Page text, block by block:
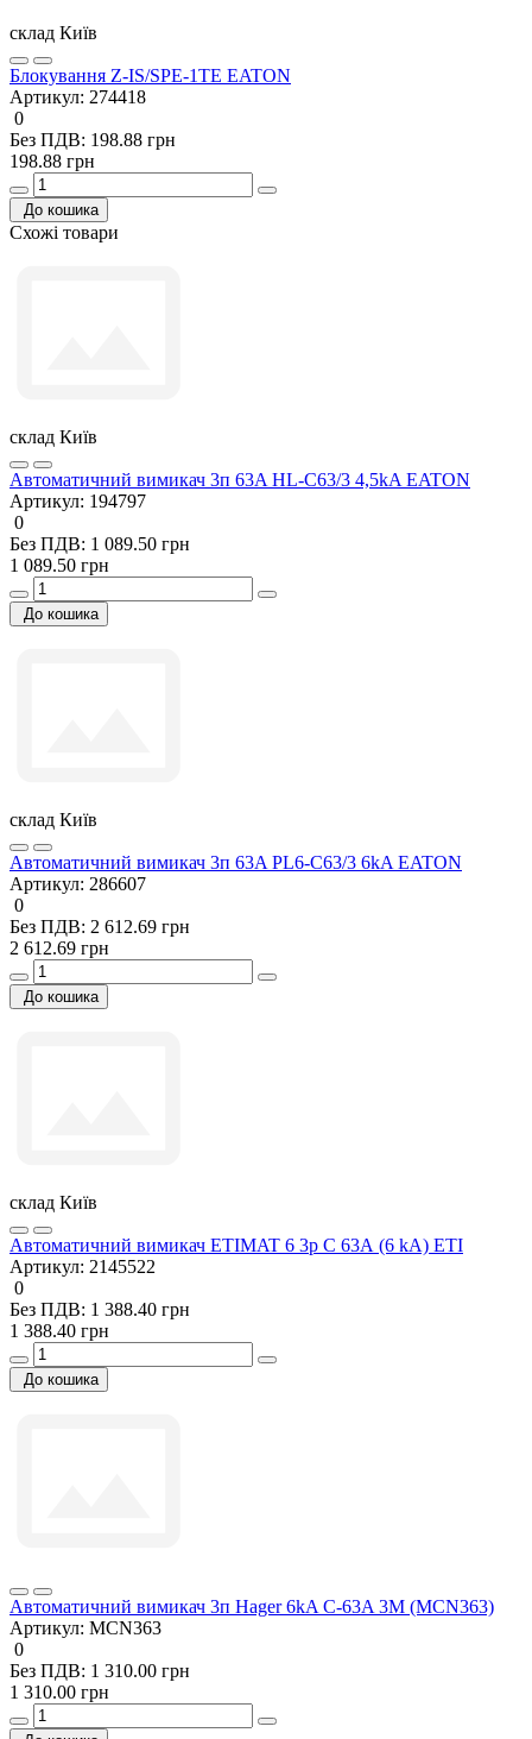
склад Київ
Блокування Z-IS/SPE-1TE EATON
Артикул: 274418
0
Без ПДВ: 198.88 грн
198.88 грн
До кошика
Схожі товари
склад Київ
Автоматичний вимикач 3п 63A HL-C63/3 4,5kA EATON
Артикул: 194797
0
Без ПДВ: 1 089.50 грн
1 089.50 грн
До кошика
склад Київ
Автоматичний вимикач 3п 63A PL6-C63/3 6kA EATON
Артикул: 286607
0
Без ПДВ: 2 612.69 грн
2 612.69 грн
До кошика
склад Київ
Автоматичний вимикач ETIMAT 6 3p C 63А (6 kA) ETI
Артикул: 2145522
0
Без ПДВ: 1 388.40 грн
1 388.40 грн
До кошика
Автоматичний вимикач 3п Hager 6kA C-63A 3M (MCN363)
Артикул: MCN363
0
Без ПДВ: 1 310.00 грн
1 310.00 грн